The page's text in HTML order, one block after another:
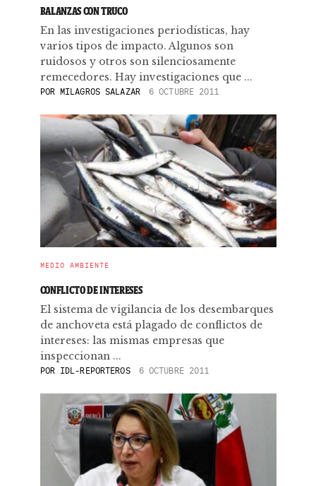
BALANZAS CON TRUCO
En las investigaciones periodísticas, hay
varios tipos de impacto. Algunos son
ruidosos y otros son silenciosamente
remecedores. Hay investigaciones que ...
PORMILAGROS SALAZAR 6 OCTUBRE 2011
MEDIO AMBIENTE
CONFLICTO DE INTERESES
El sistema de vigilancia de los desembarques
de anchoveta está plagado de conflictos de
intereses: las mismas empresas que
inspeccionan ...
POR IDL-REPORTEROS 6 OCTUBRE 2011